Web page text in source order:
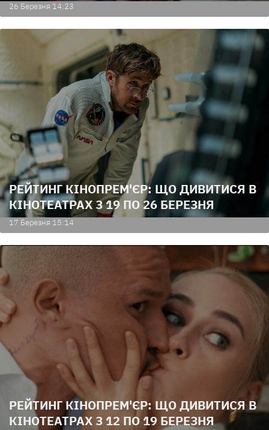
26 Березня 14:23
РЕЙТИНГ КІНОПРЕМ'ЄР: ЩО ДИВИТИСЯ В
КІНОТЕАТРАХ З 19 ПО 26 БЕРЕЗНЯ
17 Березня 15:14
РЕЙТИНГ КІНОПРЕМ'ЄР: ЩО ДИВИТИСЯ В
КІНОТЕАТРАХ З 12 ПО 19 БЕРЕЗНЯ